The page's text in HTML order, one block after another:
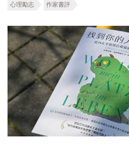
心理勵志 作家書評